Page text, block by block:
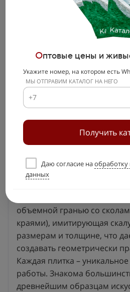
С заколом,
объемной гранью со
краями), имитирующая
размерам и толщине, что
создавать геометрически
Каждая плитка –
работы. Знакома
древнейшим образцам
Оптовые цены и
Укажите номер, на котором есть
МЫ ОТПРАВИМ КАТАЛОГ НА НЕГО
Получить
Даю согласие на
данных